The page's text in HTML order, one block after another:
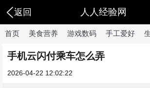
返回 人人经验网
首页 美食营养 游戏数码 手工爱好
手机云闪付乘车怎么弄
2026-04-22 12:02:22